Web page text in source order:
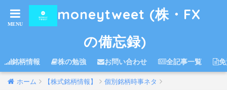
moneytweet (株・FX
の備忘録)
銘柄情報 株の勉強 お問い合わせ 全記事一覧
ホーム 【株式銘柄情報】 個別銘柄時事ネタ